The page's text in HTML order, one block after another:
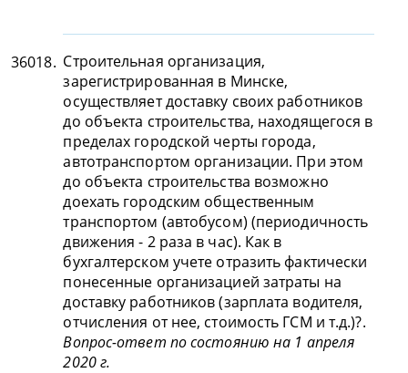
36018. Строительная организация,
зарегистрированная в Минске,
осуществляет доставку своих работников
до объекта строительства, находящегося в
пределах городской черты города,
автотранспортом организации. При этом
до объекта строительства возможно
доехать городским общественным
транспортом (автобусом) (периодичность
движения - 2 раза в час). Как в
бухгалтерском учете отразить фактически
понесенные организацией затраты на
доставку работников (зарплата водителя,
отчисления от нее, стоимость ГСМ и т.д.)?.
Вопрос-ответ по состоянию на 1 апреля
2020 г.